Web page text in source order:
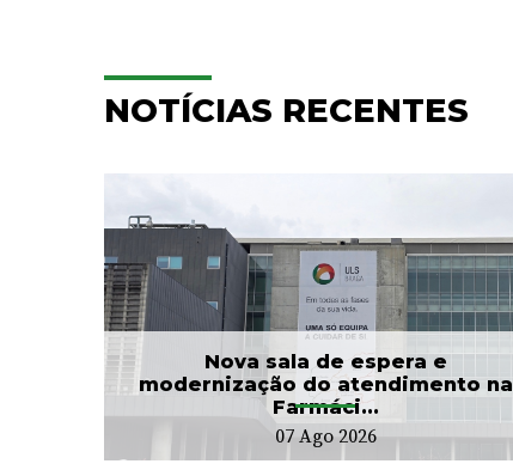
NOTÍCIAS RECENTES
Nova sala de espera e
modernização do atendimento na
Farmáci...
07 Ago 2026
Hospitalização
Domiciliária da ULS Braga
já acompanhou mais...
24 Jul 2026